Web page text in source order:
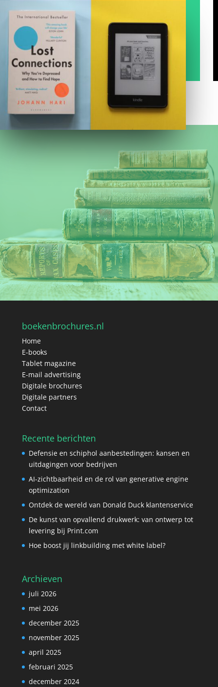
boekenbrochures.nl
Home
E-books
Tablet magazine
E-mail advertising
Digitale brochures
Digitale partners
Contact
Recente berichten
Defensie en schiphol aanbestedingen: kansen en
uitdagingen voor bedrijven
AI-zichtbaarheid en de rol van generative engine
optimization
Ontdek de wereld van Donald Duck klantenservice
De kunst van opvallend drukwerk: van ontwerp tot
levering bij Print.com
Hoe boost jij linkbuilding met white label?
Archieven
juli 2026
mei 2026
december 2025
november 2025
april 2025
februari 2025
december 2024